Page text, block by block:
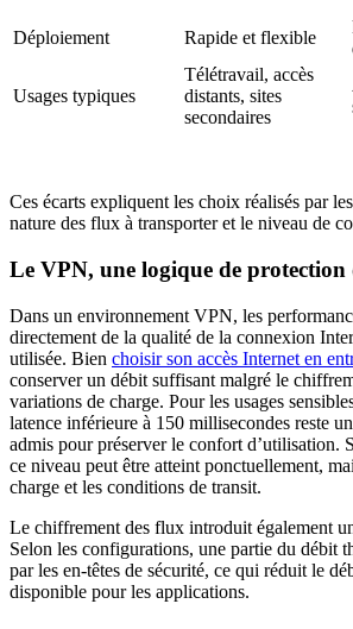
Déploiement Rapide et flexible
Usages typiques
Télétravail, accès
distants, sites
secondaires
Ces écarts expliquent les choix réalisés par
nature des flux à transporter et le niveau de
Le VPN, une logique de protection
Dans un environnement VPN, les
directement de la qualité de la connexion
utilisée. Bien choisir son accès Internet en
conserver un débit suffisant malgré le
variations de charge. Pour les usages
latence inférieure à 150 millisecondes reste
admis pour préserver le confort d’utilisation.
ce niveau peut être atteint ponctuellement,
charge et les conditions de transit.
Le chiffrement des flux introduit également
Selon les configurations, une partie du débit
par les en-têtes de sécurité, ce qui réduit le
disponible pour les applications.